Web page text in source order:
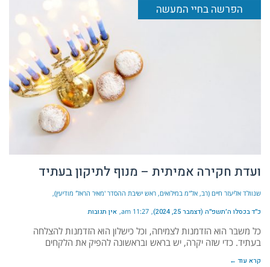
הפרשה בחיי המעשה
ועדת חקירה אמיתית – מנוף לתיקון בעתיד
שנוולד אליעזר חיים (רב, אל"מ במילואים, ראש ישיבת ההסדר 'מאיר הראל' מודיעין)
כ״ד בכסלו ה׳תשפ״ה (דצמבר 25, 2024) 11:27 am אין תגובות
כל משבר הוא הזדמנות לצמיחה, וכל כישלון הוא הזדמנות להצלחה
בעתיד. כדי שזה יקרה, יש בראש ובראשונה להפיק את הלקחים
קרא עוד ←